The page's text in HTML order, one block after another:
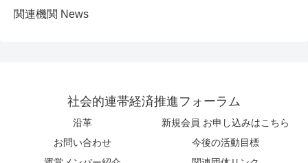
関連機関 News
社会的連帯経済推進フォーラム
沿革
新規会員 お申し込みはこちら
お問い合わせ
今後の活動目標